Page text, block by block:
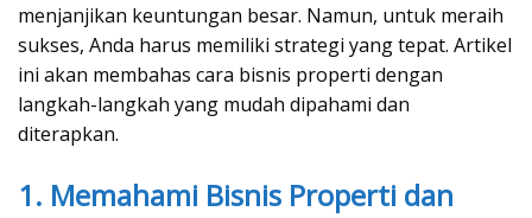
menjanjikan keuntungan besar. Namun, untuk meraih
sukses, Anda harus memiliki strategi yang tepat. Artikel
ini akan membahas cara bisnis properti dengan
langkah-langkah yang mudah dipahami dan
diterapkan.
1. Memahami Bisnis Properti dan